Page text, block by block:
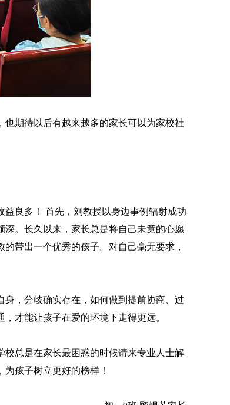
期待以后有越来越多的家长可以为家校社
良多！ 首先，刘教授以身边事例辐射成功
。长久以来，家长总是将自己未竟的心愿
带出一个优秀的孩子。对自己毫无要求，
，分歧确实存在，如何做到提前协商、过
才能让孩子在爱的环境下走得更远。
总是在家长最困惑的时候请来专业人士解
孩子树立更好的榜样！